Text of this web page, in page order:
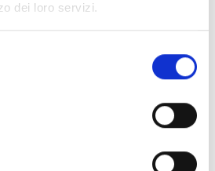
dei loro servizi.